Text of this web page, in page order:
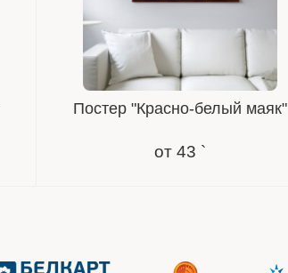
Постер "Красно-белый маяк"
от 43 `